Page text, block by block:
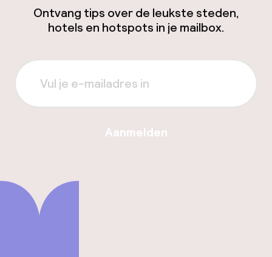
Ontvang tips over de leukste steden,
hotels en hotspots in je mailbox.
Aanmelden